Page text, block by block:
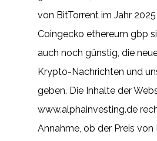
von BitTorrent im Jahr
Coingecko ethereum gbp
auch noch günstig, die
Krypto-Nachrichten und
geben. Die Inhalte der
www.alphainvesting.de
Annahme, ob der Preis von